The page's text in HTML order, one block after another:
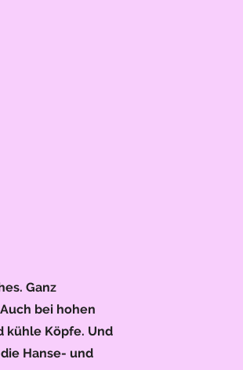
Ganz
bei hohen
kühle Köpfe. Und
Hanse- und